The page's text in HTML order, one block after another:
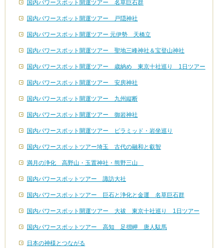
国内パワースポット開運ツアー 名草巨石群
国内パワースポット開運ツアー 戸隠神社
国内パワースポット開運ツアー 元伊勢 天橋立
国内パワースポット開運ツアー 聖地三峰神社＆宝登山神社
国内パワースポット開運ツアー 歳納め 東京十社巡り 1日ツアー
国内パワースポット開運ツアー 安房神社
国内パワースポット開運ツアー 九州縦断
国内パワースポット開運ツアー 御岩神社
国内パワースポット開運ツアー ピラミッド・岩坐巡り
国内パワースポットツアー埼玉 古代の融和と叡智
満月の浄化 高野山・玉置神社・熊野三山
国内パワースポットツアー 諏訪大社
国内パワースポットツアー 巨石と浄化と金運 名草巨石群
国内パワースポット開運ツアー 大祓 東京十社巡り 1日ツアー
国内パワースポットツアー 高知 足摺岬 唐人駄馬
日本の神様とつながる